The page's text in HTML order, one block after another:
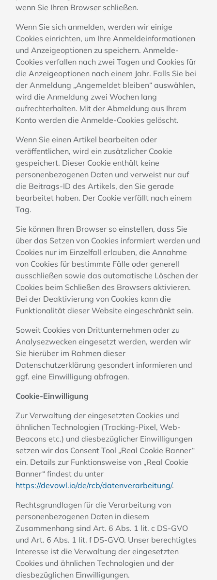
wenn Sie Ihren Browser schließen.
Wenn Sie sich anmelden, werden wir einige
Cookies einrichten, um Ihre Anmeldeinformationen
und Anzeigeoptionen zu speichern. Anmelde-
Cookies verfallen nach zwei Tagen und Cookies für
die Anzeigeoptionen nach einem Jahr. Falls Sie bei
der Anmeldung „Angemeldet bleiben“ auswählen,
wird die Anmeldung zwei Wochen lang
aufrechterhalten. Mit der Abmeldung aus Ihrem
Konto werden die Anmelde-Cookies gelöscht.
Wenn Sie einen Artikel bearbeiten oder
veröffentlichen, wird ein zusätzlicher Cookie
gespeichert. Dieser Cookie enthält keine
personenbezogenen Daten und verweist nur auf
die Beitrags-ID des Artikels, den Sie gerade
bearbeitet haben. Der Cookie verfällt nach einem
Tag.
Sie können Ihren Browser so einstellen, dass Sie
über das Setzen von Cookies informiert werden und
Cookies nur im Einzelfall erlauben, die Annahme
von Cookies für bestimmte Fälle oder generell
ausschließen sowie das automatische Löschen der
Cookies beim Schließen des Browsers aktivieren.
Bei der Deaktivierung von Cookies kann die
Funktionalität dieser Website eingeschränkt sein.
Soweit Cookies von Drittunternehmen oder zu
Analysezwecken eingesetzt werden, werden wir
Sie hierüber im Rahmen dieser
Datenschutzerklärung gesondert informieren und
ggf. eine Einwilligung abfragen.
Cookie-Einwilligung
Zur Verwaltung der eingesetzten Cookies und
ähnlichen Technologien (Tracking-Pixel, Web-
Beacons etc.) und diesbezüglicher Einwilligungen
setzen wir das Consent Tool „Real Cookie Banner“
ein. Details zur Funktionsweise von „Real Cookie
Banner“ findest du unter
https://devowl.io/de/rcb/datenverarbeitung/.
Rechtsgrundlagen für die Verarbeitung von
personenbezogenen Daten in diesem
Zusammenhang sind Art. 6 Abs. 1 lit. c DS-GVO
und Art. 6 Abs. 1 lit. f DS-GVO. Unser berechtigtes
Interesse ist die Verwaltung der eingesetzten
Cookies und ähnlichen Technologien und der
diesbezüglichen Einwilligungen.